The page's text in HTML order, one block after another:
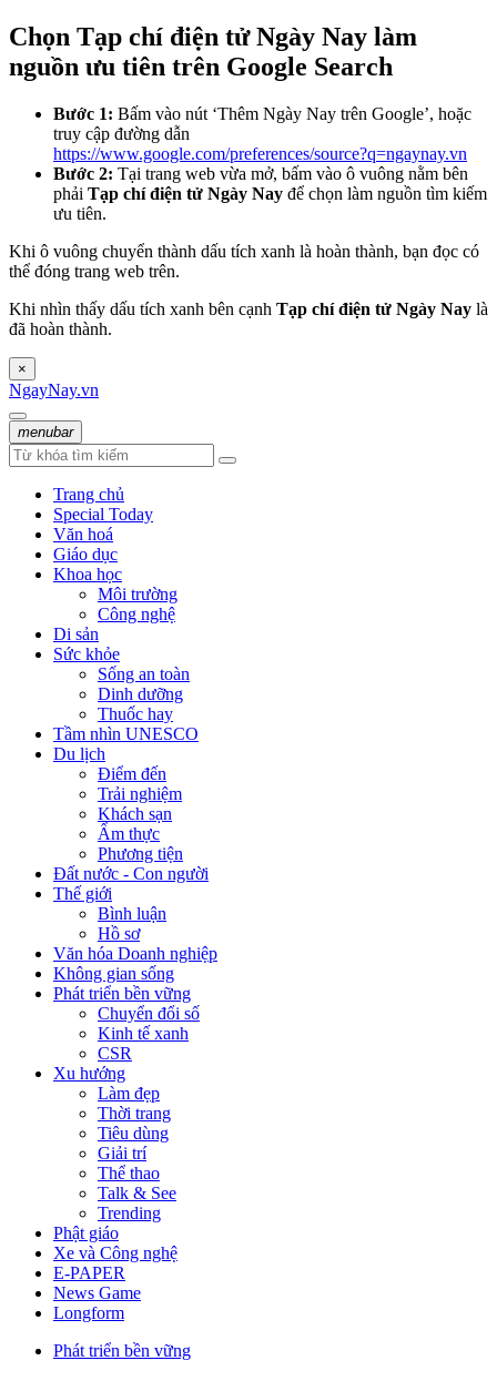
Chọn Tạp chí điện tử Ngày Nay làm
nguồn ưu tiên trên Google Search
Bước 1: Bấm vào nút ‘Thêm Ngày Nay trên Google’, hoặc
truy cập đường dẫn
https://www.google.com/preferences/source?q=ngaynay.vn
Bước 2: Tại trang web vừa mở, bấm vào ô vuông nằm bên
phải Tạp chí điện tử Ngày Nay để chọn làm nguồn tìm kiếm
ưu tiên.
Khi ô vuông chuyển thành dấu tích xanh là hoàn thành, bạn đọc có
thể đóng trang web trên.
Khi nhìn thấy dấu tích xanh bên cạnh Tạp chí điện tử Ngày Nay là
đã hoàn thành.
×
NgayNay.vn
menubar
Trang chủ
Special Today
Văn hoá
Giáo dục
Khoa học
Môi trường
Công nghệ
Di sản
Sức khỏe
Sống an toàn
Dinh dưỡng
Thuốc hay
Tầm nhìn UNESCO
Du lịch
Điểm đến
Trải nghiệm
Khách sạn
Ẩm thực
Phương tiện
Đất nước - Con người
Thế giới
Bình luận
Hồ sơ
Văn hóa Doanh nghiệp
Không gian sống
Phát triển bền vững
Chuyển đổi số
Kinh tế xanh
CSR
Xu hướng
Làm đẹp
Thời trang
Tiêu dùng
Giải trí
Thể thao
Talk & See
Trending
Phật giáo
Xe và Công nghệ
E-PAPER
News Game
Longform
Phát triển bền vững